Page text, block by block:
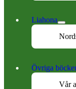
Liahona
Övriga
Vår